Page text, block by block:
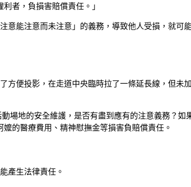
者，負損害賠償責任。」
意能注意而未注意」的義務，導致他人受損，就可
方便投影，在走道中央臨時拉了一條延長線，但未
場地的安全維護，是否有盡到應有的注意義務？
的醫療費用、精神慰撫金等損害負賠償責任。
產生法律責任。